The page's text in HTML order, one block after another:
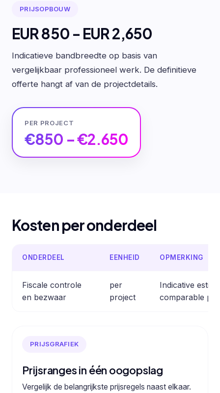
PRIJSOPBOUW
EUR 850 - EUR 2,650
Indicatieve bandbreedte op basis van
vergelijkbaar professioneel werk. De definitieve
offerte hangt af van de projectdetails.
PER PROJECT
€850 – €2.650
Kosten per onderdeel
ONDERDEEL EENHEID OPMERKING
Fiscale controle
en bezwaar
per
project
Indicative
comparable
PRIJSGRAFIEK
Prijsranges in één oogopslag
Vergelijk de belangrijkste prijsregels naast elkaar.